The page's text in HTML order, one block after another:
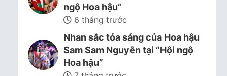
ngộ Hoa hậu”
6 tháng trước
Nhan sắc tỏa sáng của Hoa hậu
Sam Sam Nguyễn tại “Hội ngộ
Hoa hậu”